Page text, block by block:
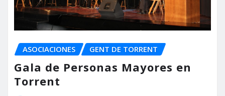
ASOCIACIONES GENT DE TORRENT
Gala de Personas Mayores en
Torrent